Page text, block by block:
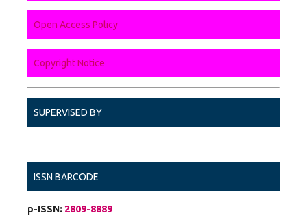
Open Access Policy
Copyright Notice
SUPERVISED BY
ISSN BARCODE
p-ISSN: 2809-8889